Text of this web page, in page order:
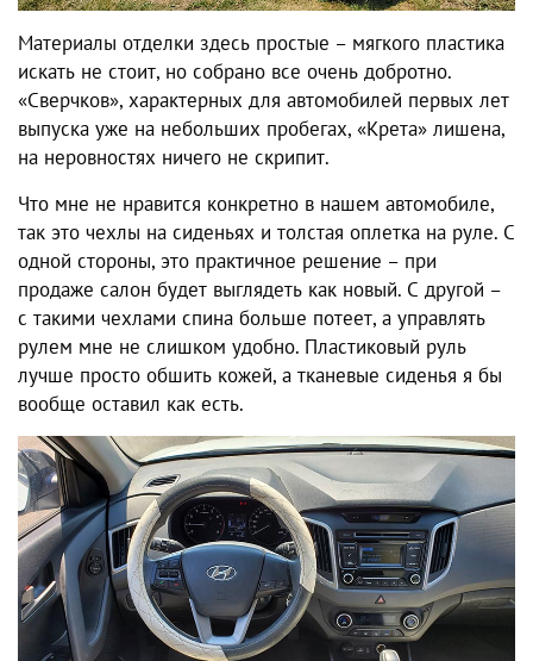
Материалы отделки здесь простые – мягкого пластика
искать не стоит, но собрано все очень добротно.
«Сверчков», характерных для автомобилей первых лет
выпуска уже на небольших пробегах, «Крета» лишена,
на неровностях ничего не скрипит.
Что мне не нравится конкретно в нашем автомобиле,
так это чехлы на сиденьях и толстая оплетка на руле. С
одной стороны, это практичное решение – при
продаже салон будет выглядеть как новый. С другой –
с такими чехлами спина больше потеет, а управлять
рулем мне не слишком удобно. Пластиковый руль
лучше просто обшить кожей, а тканевые сиденья я бы
вообще оставил как есть.